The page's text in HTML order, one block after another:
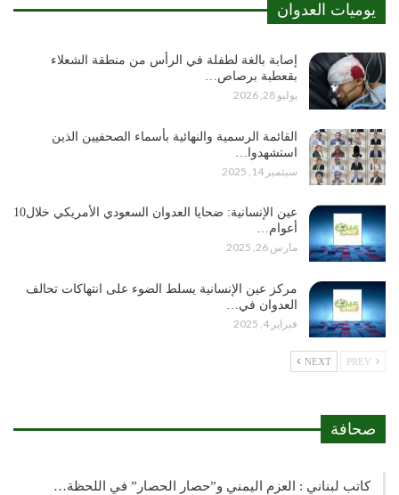
يوميات العدوان
إصابة بالغة لطفلة في الرأس من منطقة الشعلاء
بقعطبة برصاص…
يوليو 28, 2026
القائمة الرسمية والنهائية بأسماء الصحفيين الذين
استشهدوا…
سبتمبر 14, 2025
عين الإنسانية: ضحايا العدوان السعودي الأمريكي خلال10
أعوام…
مارس 26, 2025
مركز عين الإنسانية يسلط الضوء على انتهاكات تحالف
العدوان في…
فبراير 4, 2025
NEXT
صحافة
كاتب لبناني : العزم اليمني و”حصار الحصار” في اللحظة…